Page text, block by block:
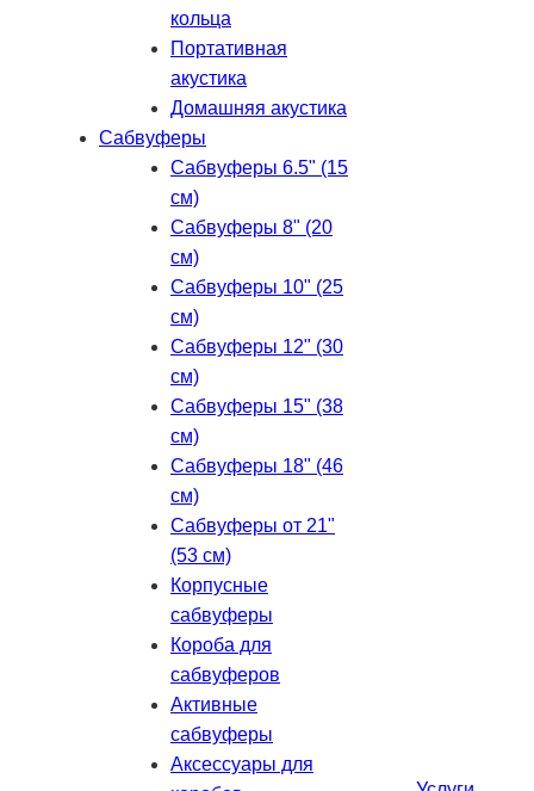
кольца
Портативная
акустика
Домашняя акустика
Сабвуферы
Сабвуферы 6.5" (15
см)
Сабвуферы 8" (20
см)
Сабвуферы 10" (25
см)
Сабвуферы 12" (30
см)
Сабвуферы 15" (38
см)
Сабвуферы 18" (46
см)
Сабвуферы от 21"
(53 см)
Корпусные
сабвуферы
Короба для
сабвуферов
Активные
сабвуферы
Аксессуары для